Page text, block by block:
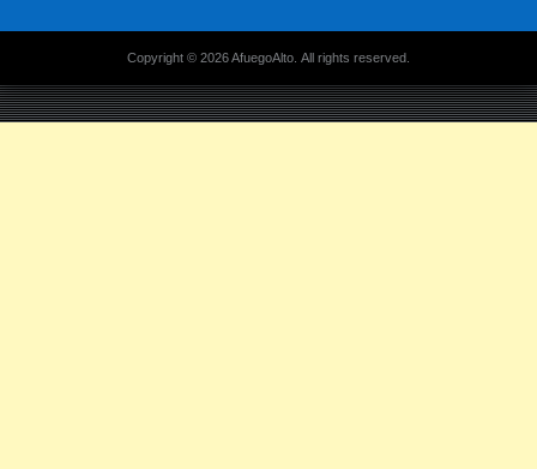
Copyright © 2026 AfuegoAlto. All rights reserved.